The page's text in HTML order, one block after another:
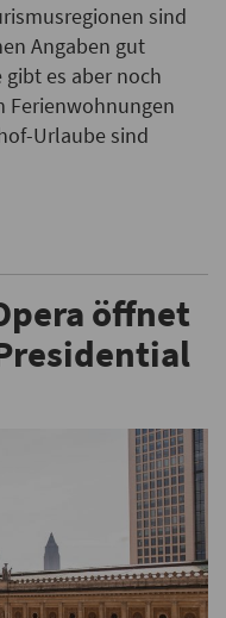
sind
Angaben gut
es aber noch
Ferienwohnungen
Urlaube sind
öffnet